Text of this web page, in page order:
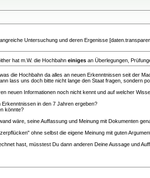
Untersuchung und deren Ergenisse
hat m.W. die Hochbahn einiges an Überlegungen,
die Hochbahn da alles an neuen Erkenntnissen seit der
lass uns doch bitte nicht lange den Staat fragen, sondern
neuen Informationen noch nicht kennt und auf welcher
in den 7 Jahren ergeben?
könnte?
wäre, seine Auffassung und Meinung mit Dokumenten
ohne selbst die eigene Meinung mit guten
hast, müsstest Du dann anderen Deine Aussage und